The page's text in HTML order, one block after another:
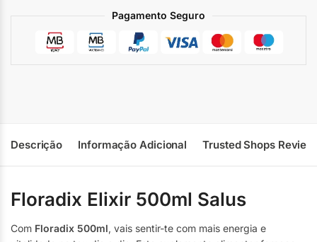
Pagamento Seguro
Descrição Informação Adicional Trusted Shops
Floradix Elixir 500ml Salus
Com Floradix 500ml, vais sentir-te com mais energia e